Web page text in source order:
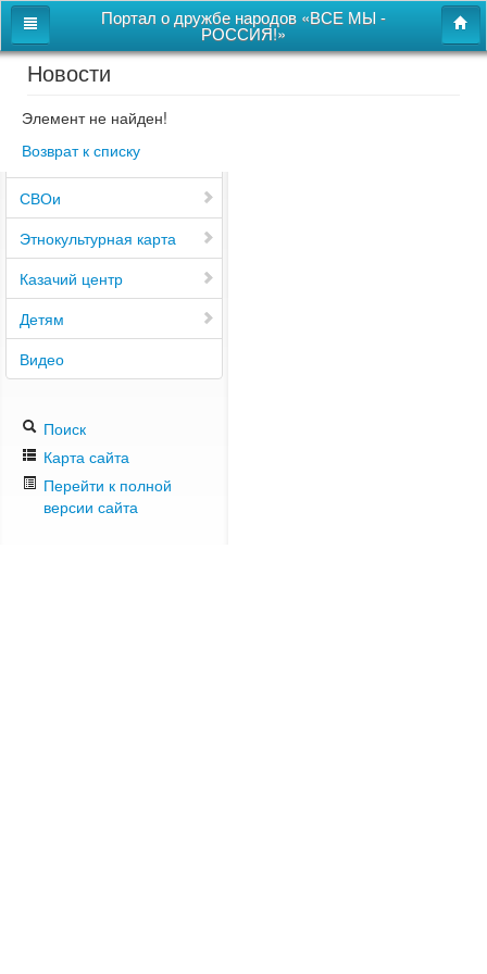
Портал о дружбе народов «ВСЕ МЫ -
РОССИЯ!»
Главная
Дом дружбы народов
Новости
СВОи
Этнокультурная карта
Казачий центр
Детям
Видео
Поиск
Карта сайта
Перейти к полной
версии сайта
Новости
Элемент не найден!
Возврат к списку